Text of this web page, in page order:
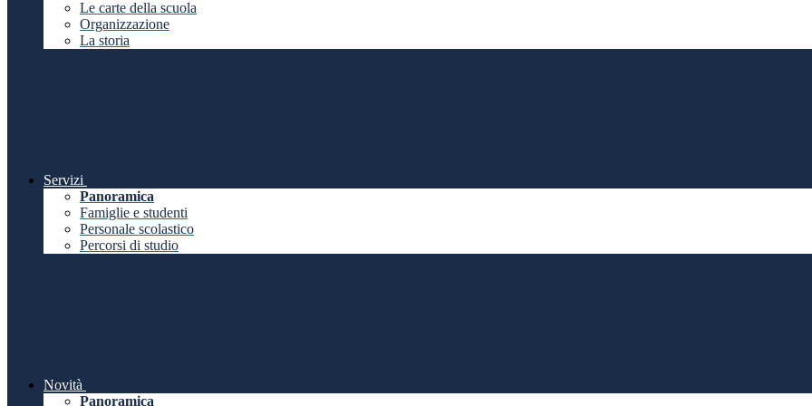
Le carte della scuola
Organizzazione
La storia
Servizi
Panoramica
Famiglie e studenti
Personale scolastico
Percorsi di studio
Novità
Panoramica